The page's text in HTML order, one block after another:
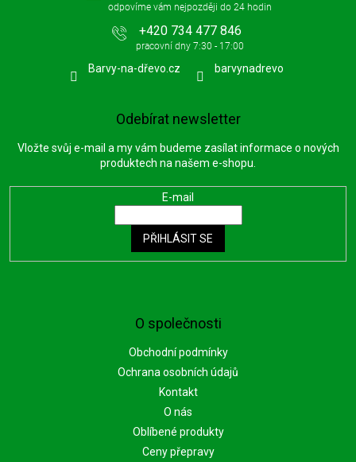
O společnosti
Obchodní podmínky
Ochrana osobních údajů
Kontakt
O nás
Oblíbené produkty
Ceny přepravy
+420 734 477 846
Barvy-na-dřevo.cz barvynadrevo
Odebírat newsletter
Vložte svůj e-mail a my vám budeme zasílat informace o nových
produktech na našem e-shopu.
E-mail
PŘIHLÁSIT SE